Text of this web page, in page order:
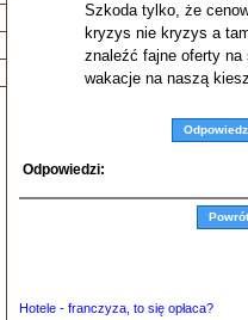
Szkoda tylko, że
kryzys nie kryzys a
znaleźć fajne oferty
wakacje na naszą
Odpowiedz
Odpowiedzi:
Hotele - franczyza, to się opłaca?